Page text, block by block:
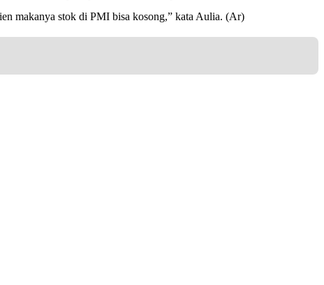
makanya stok di PMI bisa kosong,” kata Aulia. (Ar)